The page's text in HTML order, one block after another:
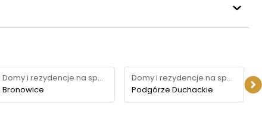
Domy i rezydencje na sprzedaż
Bronowice
Domy i rezydencje na sprzedaż
Podgórze Duchackie